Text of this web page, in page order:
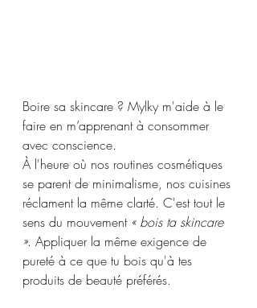
Boire sa skincare ? Mylky m'aide à le
faire en m’apprenant à consommer
avec conscience.
À l'heure où nos routines cosmétiques
se parent de minimalisme, nos cuisines
réclament la même clarté. C'est tout le
sens du mouvement « bois ta skincare
». Appliquer la même exigence de
pureté à ce que tu bois qu'à tes
produits de beauté préférés.